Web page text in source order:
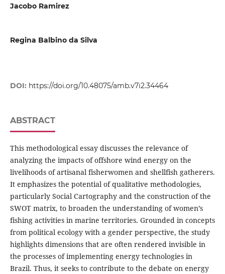
Jacobo Ramirez
Regina Balbino da Silva
DOI: https://doi.org/10.48075/amb.v7i2.34464
ABSTRACT
This methodological essay discusses the relevance of
analyzing the impacts of offshore wind energy on the
livelihoods of artisanal fisherwomen and shellfish gatherers.
It emphasizes the potential of qualitative methodologies,
particularly Social Cartography and the construction of the
SWOT matrix, to broaden the understanding of women’s
fishing activities in marine territories. Grounded in concepts
from political ecology with a gender perspective, the study
highlights dimensions that are often rendered invisible in
the processes of implementing energy technologies in
Brazil. Thus, it seeks to contribute to the debate on energy